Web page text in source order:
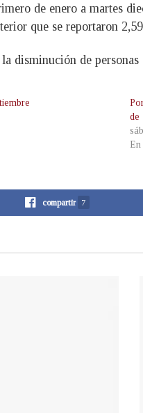
de enero a martes
que se reportaron
disminución de
de
compartir 7